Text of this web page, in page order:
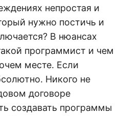
непростая и
нужно постичь и
В нюансах
программист и чем
месте. Если
Никого не
договоре
создавать программы